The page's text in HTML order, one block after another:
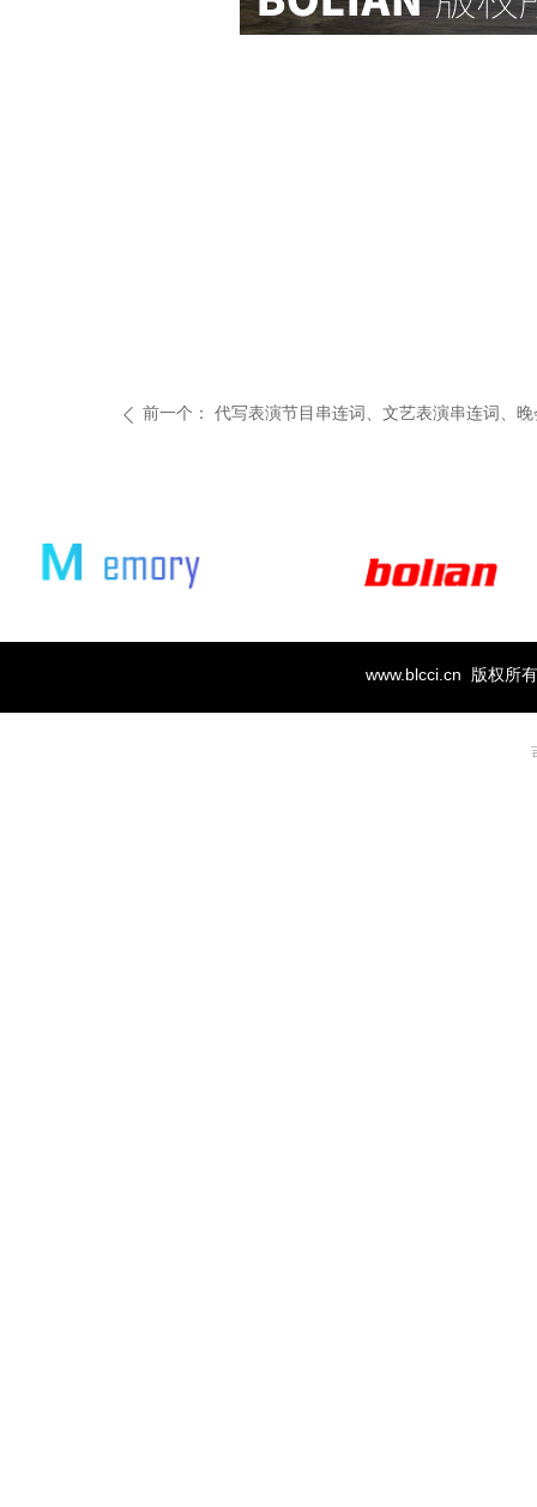
ꄴ 前一个： 代写表演节目串连词、文艺表演串连词、
www.blcci.cn 版权所